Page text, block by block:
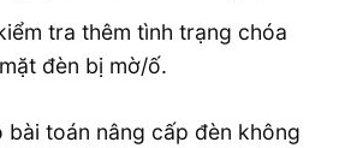
tra thêm tình trạng chóa
đèn bị mờ/ố.
toán nâng cấp đèn không